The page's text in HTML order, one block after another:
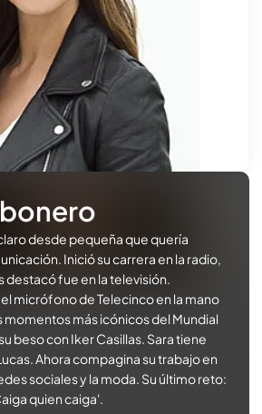
desde pequeña que quería
Inició su carrera en la radio,
destacó fue en la televisión.
micrófono de Telecinco en la mano
momentos más icónicos del Mundial
beso con Iker Casillas. Sara tiene
Ahora compagina su trabajo en
sociales y la moda. Su último reto:
quien caiga'.